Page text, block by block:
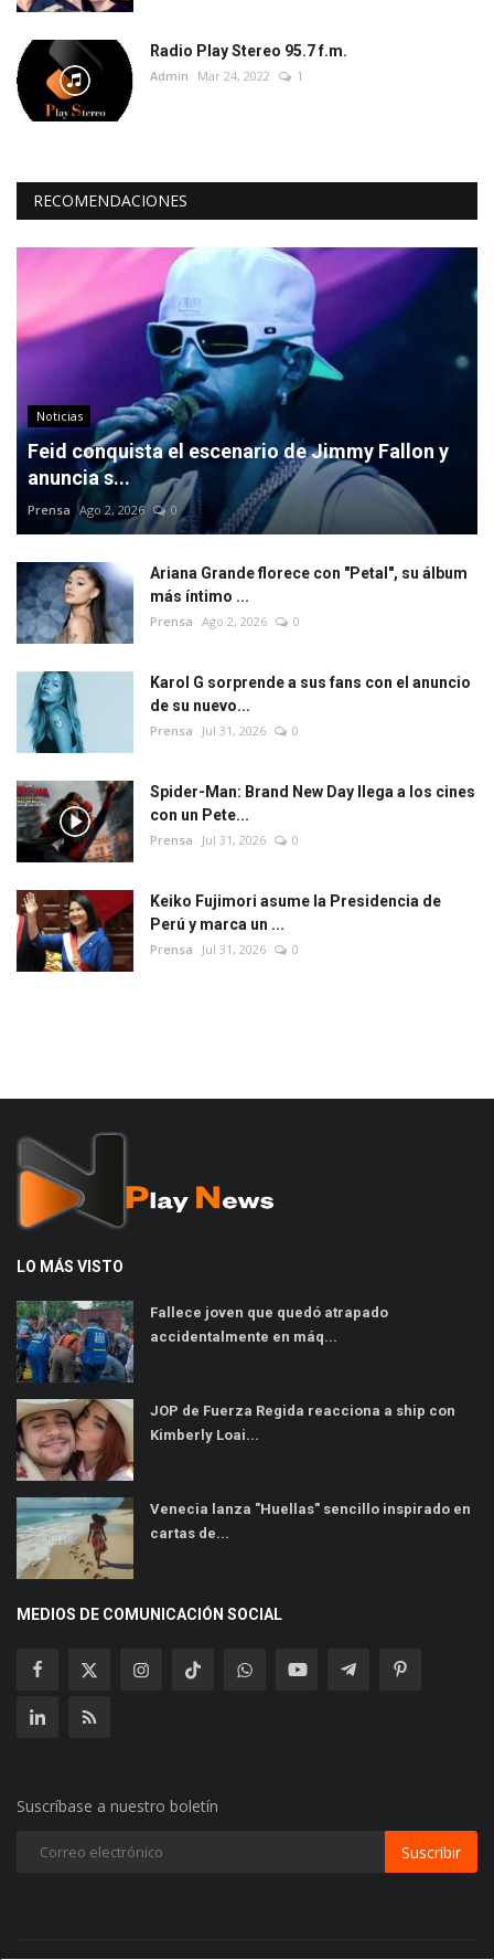
Radio Play Stereo 95.7 f.m.
Admin Mar 24, 2022 1
RECOMENDACIONES
Noticias
Feid conquista el escenario de Jimmy Fallon y
anuncia s...
Prensa Ago 2, 2026 0
Ariana Grande florece con "Petal", su álbum
más íntimo ...
Prensa Ago 2, 2026 0
Karol G sorprende a sus fans con el anuncio
de su nuevo...
Prensa Jul 31, 2026 0
Spider-Man: Brand New Day llega a los cines
con un Pete...
Prensa Jul 31, 2026 0
Keiko Fujimori asume la Presidencia de
Perú y marca un ...
Prensa Jul 31, 2026 0
LO MÁS VISTO
Fallece joven que quedó atrapado
accidentalmente en máq...
JOP de Fuerza Regida reacciona a ship con
Kimberly Loai...
Venecia lanza "Huellas" sencillo inspirado en
cartas de...
MEDIOS DE COMUNICACIÓN SOCIAL
Suscríbase a nuestro boletín
Suscribir